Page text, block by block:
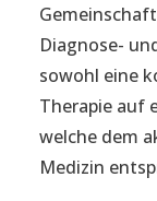
Diagnose-
sowohl eine
Therapie auf
welche dem
Medizin